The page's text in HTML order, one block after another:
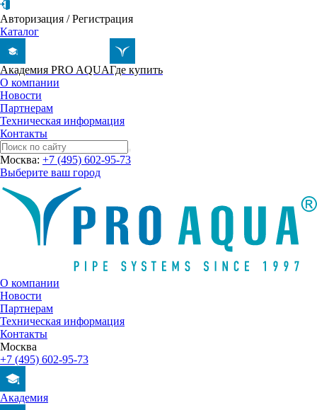
Авторизация /Регистрация
Каталог
Академия PRO AQUAГде купить
О компании
Новости
Партнерам
Техническая информация
Контакты
Москва: +7 (495) 602-95-73
Выберите ваш город
О компании
Новости
Партнерам
Техническая информация
Контакты
Москва
+7 (495) 602-95-73
Академия